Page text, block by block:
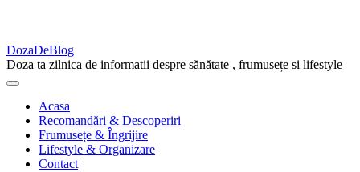
DozaDeBlog
Doza ta zilnica de informatii despre sănătate , frumusețe si lifestyle
Acasa
Recomandări & Descoperiri
Frumusețe & Îngrijire
Lifestyle & Organizare
Contact